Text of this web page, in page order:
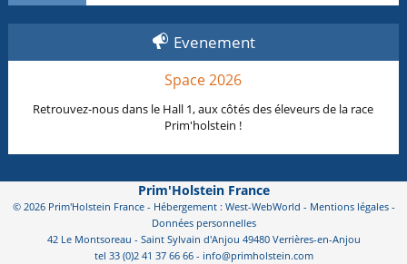
Evenement
Space 2026
Retrouvez-nous dans le Hall 1, aux côtés des éleveurs de la race
Prim'holstein !
Prim'Holstein France
© 2026 Prim'Holstein France - Hébergement : West-WebWorld - Mentions légales-
Données personnelles
42 Le Montsoreau - Saint Sylvain d'Anjou 49480 Verrières-en-Anjou
tel 33 (0)2 41 37 66 66 - info@primholstein.com